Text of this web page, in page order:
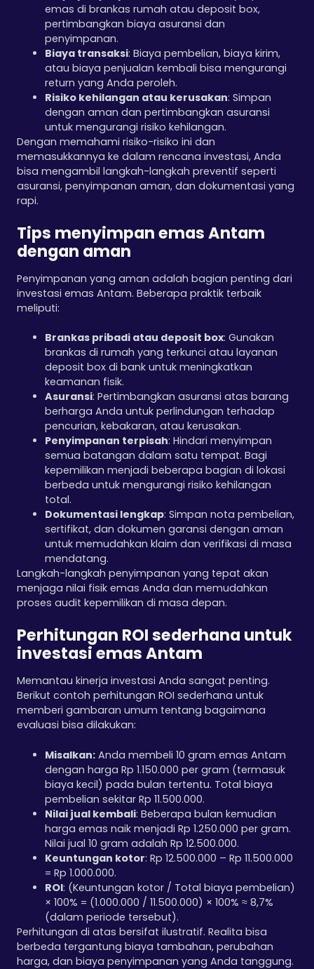
emas di brankas rumah atau deposit box,
pertimbangkan biaya asuransi dan
penyimpanan.
Biaya transaksi: Biaya pembelian, biaya kirim,
atau biaya penjualan kembali bisa mengurangi
return yang Anda peroleh.
Risiko kehilangan atau kerusakan: Simpan
dengan aman dan pertimbangkan asuransi
untuk mengurangi risiko kehilangan.
Dengan memahami risiko-risiko ini dan
memasukkannya ke dalam rencana investasi, Anda
bisa mengambil langkah-langkah preventif seperti
asuransi, penyimpanan aman, dan dokumentasi yang
rapi.
Tips menyimpan emas Antam
dengan aman
Penyimpanan yang aman adalah bagian penting dari
investasi emas Antam. Beberapa praktik terbaik
meliputi:
Brankas pribadi atau deposit box: Gunakan
brankas di rumah yang terkunci atau layanan
deposit box di bank untuk meningkatkan
keamanan fisik.
Asuransi: Pertimbangkan asuransi atas barang
berharga Anda untuk perlindungan terhadap
pencurian, kebakaran, atau kerusakan.
Penyimpanan terpisah: Hindari menyimpan
semua batangan dalam satu tempat. Bagi
kepemilikan menjadi beberapa bagian di lokasi
berbeda untuk mengurangi risiko kehilangan
total.
Dokumentasi lengkap: Simpan nota pembelian,
sertifikat, dan dokumen garansi dengan aman
untuk memudahkan klaim dan verifikasi di masa
mendatang.
Langkah-langkah penyimpanan yang tepat akan
menjaga nilai fisik emas Anda dan memudahkan
proses audit kepemilikan di masa depan.
Perhitungan ROI sederhana untuk
investasi emas Antam
Memantau kinerja investasi Anda sangat penting.
Berikut contoh perhitungan ROI sederhana untuk
memberi gambaran umum tentang bagaimana
evaluasi bisa dilakukan:
Misalkan: Anda membeli 10 gram emas Antam
dengan harga Rp 1.150.000 per gram (termasuk
biaya kecil) pada bulan tertentu. Total biaya
pembelian sekitar Rp 11.500.000.
Nilai jual kembali: Beberapa bulan kemudian
harga emas naik menjadi Rp 1.250.000 per gram.
Nilai jual 10 gram adalah Rp 12.500.000.
Keuntungan kotor: Rp 12.500.000 – Rp 11.500.000
= Rp 1.000.000.
ROI: (Keuntungan kotor / Total biaya pembelian)
× 100% = (1.000.000 / 11.500.000) × 100% ≈ 8,7%
(dalam periode tersebut).
Perhitungan di atas bersifat ilustratif. Realita bisa
berbeda tergantung biaya tambahan, perubahan
harga, dan biaya penyimpanan yang Anda tanggung.